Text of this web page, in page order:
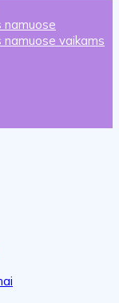
namuose
namuose vaikams